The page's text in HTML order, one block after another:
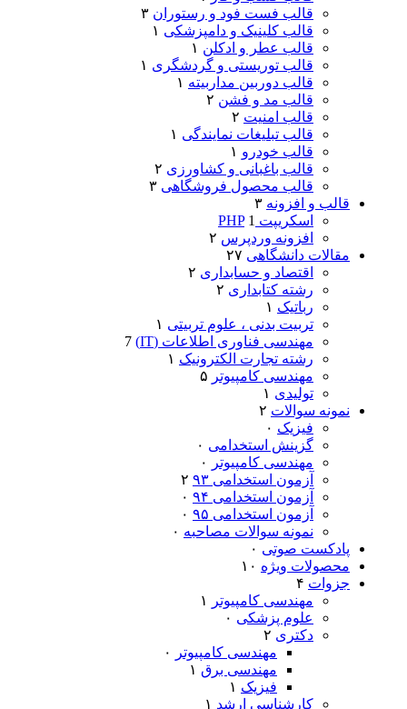
قالب فست فود و رستوران ۳
قالب کلینیک و دامپزشکی ۱
قالب عطر و ادکلن ۱
قالب توریستی و گردشگری ۱
قالب دوربین مداربیته ۱
قالب مد و فشن ۲
قالب امنیت ۲
قالب تبلیغات نمایندگی ۱
قالب خودرو ۱
قالب باغبانی و کشاورزی ۲
قالب محصول فروشگاهی ۳
قالب و افزونه ۳
اسکریپت PHP 1
افزونه وردپرس ۲
مقالات دانشگاهی ۲۷
اقتصاد و حسابداری ۲
رشته کتابداری ۲
رباتیک ۱
تربیت بدنی ، علوم تربیتی ۱
مهندسی فناوری اطلاعات (IT)
7
رشته تجارت الکترونیک ۱
مهندسی کامپیوتر ۵
تولیدی ۱
نمونه سوالات ۲
فیزیک ۰
گزینش استخدامی ۰
مهندسی کامپیوتر
۰
آزمون استخدامی ۹۳
۲
آزمون استخدامی ۹۴
۰
آزمون استخدامی ۹۵
۰
نمونه سوالات مصاحبه ۰
پادکست صوتی ۰
محصولات ویژه ۱۰
جزوات ۴
مهندسی کامپیوتر
۱
علوم پزشکی ۰
دکتری ۲
مهندسی کامپیوتر
۰
مهندسی برق ۱
فیزیک ۱
کارشناسی ارشد ۱